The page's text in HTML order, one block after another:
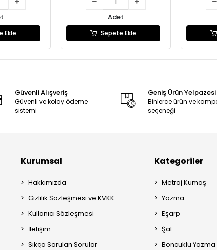
Ekle
Adet
Sepete Ekle
Güvenli Alışveriş
Güvenli ve kolay ödeme
sistemi
Geniş Ürün Yelpazesi
Binlerce ürün ve
seçeneği
Kurumsal
Hakkımızda
Gizlilik Sözleşmesi ve KVKK
Kullanıcı Sözleşmesi
İletişim
Sıkça Sorulan Sorular
Kategoriler
Metraj Kumaş
Yazma
Eşarp
Şal
Boncuklu